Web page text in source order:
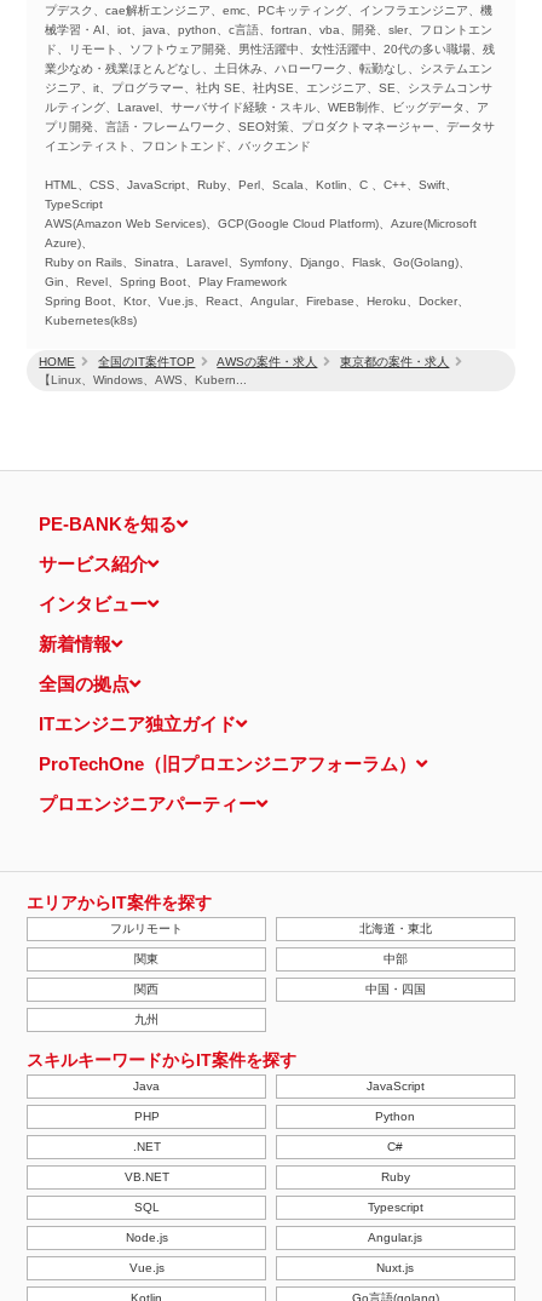
HOME 全国のIT案件TOP AWSの案件・求人
東京都の案件・求人
【Linux、Windows、AWS、Kubern...
プデスク、cae解析エンジニア、emc、PCキッティング、インフラエンジニア、機
械学習・AI、iot、java、python、c言語、fortran、vba、開発、sler、フロントエン
ド、リモート、ソフトウェア開発、男性活躍中、女性活躍中、20代の多い職場、残
業少なめ・残業ほとんどなし、土日休み、ハローワーク、転勤なし、システムエン
ジニア、it、プログラマー、社内 SE、社内SE、エンジニア、SE、システムコンサ
ルティング、Laravel、サーバサイド経験・スキル、WEB制作、ビッグデータ、ア
プリ開発、言語・フレームワーク、SEO対策、プロダクトマネージャー、データサ
イエンティスト、フロントエンド、バックエンド
HTML、CSS、JavaScript、Ruby、Perl、Scala、Kotlin、C 、C++、Swift、
TypeScript
AWS(Amazon Web Services)、GCP(Google Cloud Platform)、Azure(Microsoft
Azure)、
Ruby on Rails、Sinatra、Laravel、Symfony、Django、Flask、Go(Golang)、
Gin、Revel、Spring Boot、Play Framework
Spring Boot、Ktor、Vue.js、React、Angular、Firebase、Heroku、Docker、
Kubernetes(k8s)
PE-BANKを知る
サービス紹介
インタビュー
新着情報
全国の拠点
ITエンジニア独立ガイド
ProTechOne（旧プロエンジニアフォーラム）
プロエンジニアパーティー
エリアからIT案件を探す
フルリモート 北海道・東北
関東 中部
関西 中国・四国
九州
スキルキーワードからIT案件を探す
Java JavaScript
PHP Python
.NET C#
VB.NET Ruby
SQL Typescript
Node.js Angular.js
Vue.js Nuxt.js
Kotlin Go言語(golang)